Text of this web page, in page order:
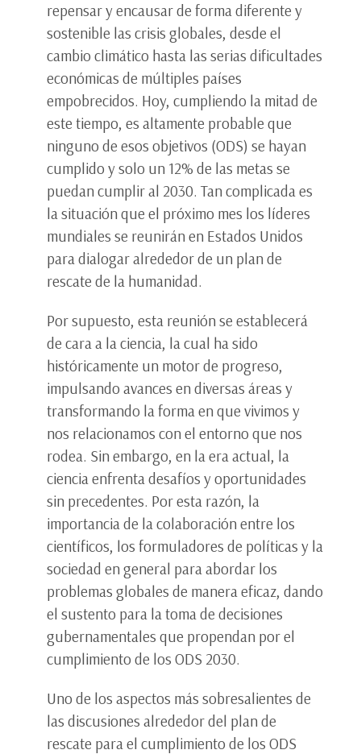
repensar y encausar de forma diferente y
sostenible las crisis globales, desde el
cambio climático hasta las serias dificultades
económicas de múltiples países
empobrecidos. Hoy, cumpliendo la mitad de
este tiempo, es altamente probable que
ninguno de esos objetivos (ODS) se hayan
cumplido y solo un 12% de las metas se
puedan cumplir al 2030. Tan complicada es
la situación que el próximo mes los líderes
mundiales se reunirán en Estados Unidos
para dialogar alrededor de un plan de
rescate de la humanidad.
Por supuesto, esta reunión se establecerá
de cara a la ciencia, la cual ha sido
históricamente un motor de progreso,
impulsando avances en diversas áreas y
transformando la forma en que vivimos y
nos relacionamos con el entorno que nos
rodea. Sin embargo, en la era actual, la
ciencia enfrenta desafíos y oportunidades
sin precedentes. Por esta razón, la
importancia de la colaboración entre los
científicos, los formuladores de políticas y la
sociedad en general para abordar los
problemas globales de manera eficaz, dando
el sustento para la toma de decisiones
gubernamentales que propendan por el
cumplimiento de los ODS 2030.
Uno de los aspectos más sobresalientes de
las discusiones alrededor del plan de
rescate para el cumplimiento de los ODS